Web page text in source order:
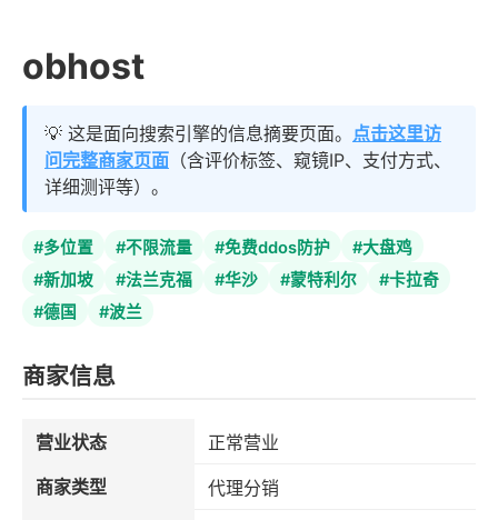
obhost
💡 这是面向搜索引擎的信息摘要页面。 点击这里访
问完整商家页面 （含评价标签、窥镜IP、支付方式、
详细测评等）。
#多位置 #不限流量 #免费ddos防护
#大盘鸡
#新加坡
#法兰克福 #华沙 #蒙特利尔
#卡拉奇
#德国
#波兰
商家信息
营业状态
正常营业
商家类型
代理分销